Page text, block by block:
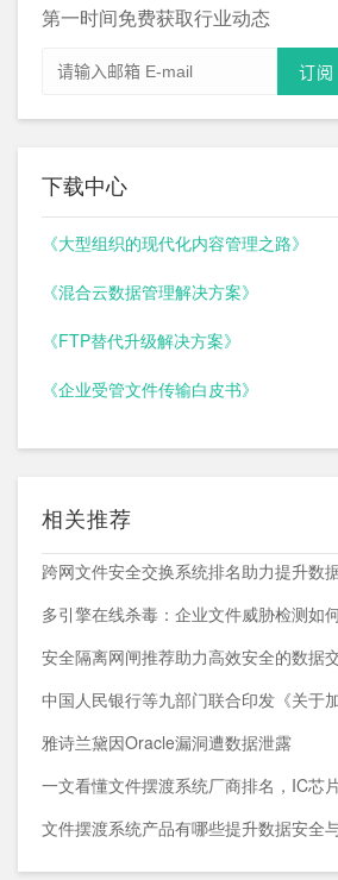
第一时间免费获取行业动态
下载中心
《大型组织的现代化内容管理之路》
《混合云数据管理解决方案》
《FTP替代升级解决方案》
《企业受管文件传输白皮书》
相关推荐
跨网文件安全交换系统排名助力提升数
多引擎在线杀毒：企业文件威胁检测如
安全隔离网闸推荐助力高效安全的数据
雅诗兰黛因Oracle漏洞遭数据泄露